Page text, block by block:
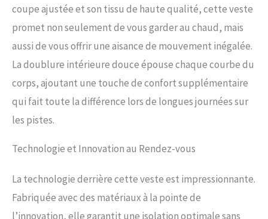
coupe ajustée et son tissu de haute qualité, cette veste
promet non seulement de vous garder au chaud, mais
aussi de vous offrir une aisance de mouvement inégalée.
La doublure intérieure douce épouse chaque courbe du
corps, ajoutant une touche de confort supplémentaire
qui fait toute la différence lors de longues journées sur
les pistes.
Technologie et Innovation au Rendez-vous
La technologie derrière cette veste est impressionnante.
Fabriquée avec des matériaux à la pointe de
l’innovation, elle garantit une isolation optimale sans